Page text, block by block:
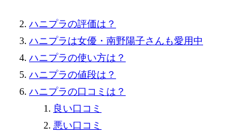
ハニプラの評価は？
ハニプラは女優・南野陽子さんも愛用中
ハニプラの使い方は？
ハニプラの値段は？
ハニプラの口コミは？
良い口コミ
悪い口コミ